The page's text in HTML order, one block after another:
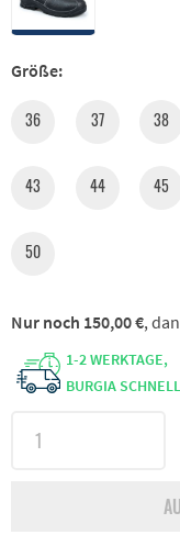
Größe:
36 37 38
43 44 45
50
1-2 WERKTAGE,
BURGIA
Nur noch 150,00 €,